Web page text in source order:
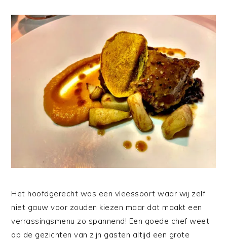
Het hoofdgerecht was een vleessoort waar wij zelf
niet gauw voor zouden kiezen maar dat maakt een
verrassingsmenu zo spannend! Een goede chef weet
op de gezichten van zijn gasten altijd een grote